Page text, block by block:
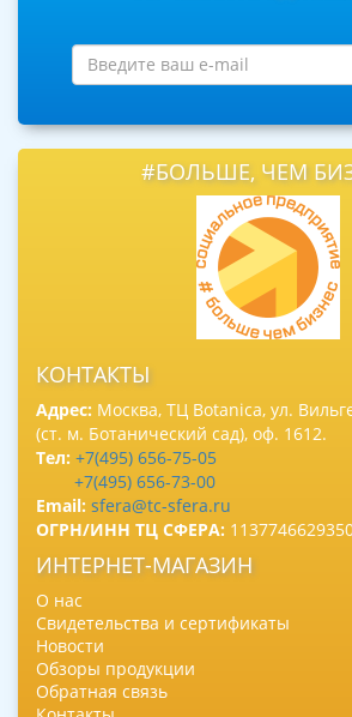
#БОЛЬШЕ, ЧЕМ
КОНТАКТЫ
Адрес: Москва, ТЦ Botanica, ул.
(ст. м. Ботанический сад), оф. 1612.
Тел: +7(495) 656-75-05
+7(495) 656-73-00
Email: sfera@tc-sfera.ru
ОГРН/ИНН ТЦ СФЕРА:
ИНТЕРНЕТ-МАГАЗИН
О нас
Свидетельства и сертификаты
Новости
Обзоры продукции
Обратная связь